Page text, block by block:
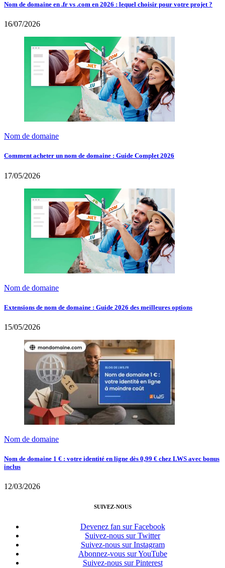
Nom de domaine en .fr vs .com en 2026 : lequel choisir pour votre projet ?
16/07/2026
Nom de domaine
Comment acheter un nom de domaine : Guide Complet 2026
17/05/2026
Nom de domaine
Extensions de nom de domaine : Guide 2026 des meilleures options
15/05/2026
Nom de domaine
Nom de domaine 1 € : votre identité en ligne dès 0,99 € chez LWS avec bonus
inclus
12/03/2026
SUIVEZ-NOUS
Devenez fan sur Facebook
Suivez-nous sur Twitter
Suivez-nous sur Instagram
Abonnez-vous sur YouTube
Suivez-nous sur Pinterest